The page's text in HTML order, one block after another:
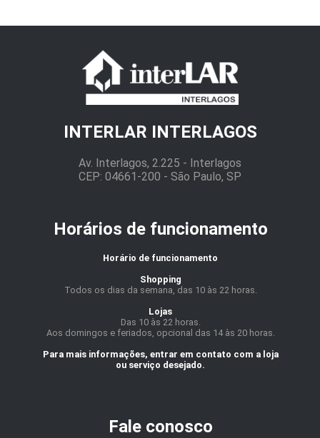
INTERLAR INTERLAGOS
Av. Interlagos, 2.225 - Interlagos
CEP: 04661-200 - São Paulo, SP
Horários de funcionamento
Horário de funcionamento
Shopping
Todos os dias da semana, das 10 às 22 horas.
Lojas
Das 10 às 22 horas.
Aos domingos e feriados, opcional das 14 às 20 horas.
Para mais informações, entrar em contato com a loja
ou serviço desejado.
Fale conosco